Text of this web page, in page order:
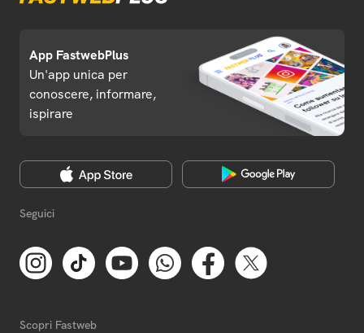
App FastwebPlus
Un'app unica per
conoscere, informare,
ispirare
Seguici
Scopri Fastweb